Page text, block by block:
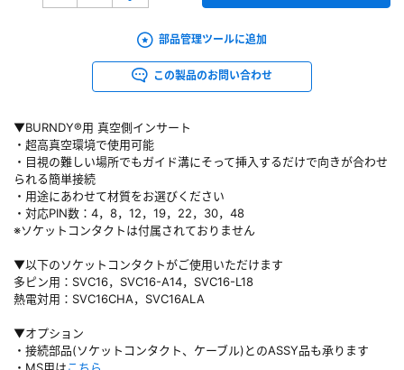
▼BURNDY®用 真空側インサート
・超高真空環境で使用可能
・目視の難しい場所でもガイド溝にそって挿入するだけで向きが合わせ
られる簡単接続
・用途にあわせて材質をお選びください
・対応PIN数：4，8，12，19，22，30，48
※ソケットコンタクトは付属されておりません
▼以下のソケットコンタクトがご使用いただけます
多ピン用：SVC16，SVC16-A14，SVC16-L18
熱電対用：SVC16CHA，SVC16ALA
▼オプション
・接続部品(ソケットコンタクト、ケーブル)とのASSY品も承ります
・MS用はこちら
部品管理ツールに追加
この製品のお問い合わせ